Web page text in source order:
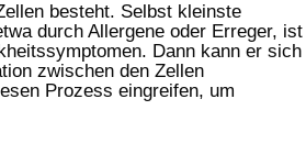
besteht. Selbst kleinste
durch Allergene oder Erreger, ist
Dann kann er sich
zwischen den Zellen
Prozess eingreifen, um